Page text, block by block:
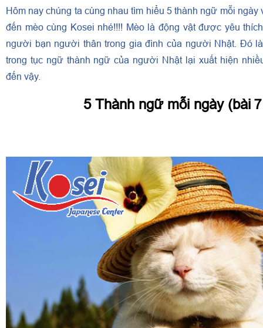
Hôm nay chúng ta cùng nhau tìm hiểu 5 thành ngữ mỗi
đến mèo cùng Kosei nhé!!!! Mèo là động vật được yêu
người bạn người thân trong gia đình của người Nhật. Đó
trong tục ngữ thành ngữ của người Nhật lại xuất hiện
đến vậy.
5 Thành ngữ mỗi ngày (bài